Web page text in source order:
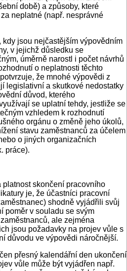
době) a způsoby, které
neplatné (např. nesprávné
jsou nejčastějším výpovědním
v jejichž důsledku se
úměrně narostl i počet návrhů
o neplatnosti těchto
že mnohé výpovědi z
legislativní a skutkové nedostatky
důvod, kterého
se uplatní tehdy, jestliže se
vzhledem k rozhodnutí
orgánu o změně jeho úkolů,
stavu zaměstnanců za účelem
o jiných organizačních
práce).
skončení pracovního
je, že účastníci pracovní
shodně vyjádřili svůj
poměr v souladu se svým
ale zejména
jsou požadavky na projev vůle s
důvodu ve výpovědi náročnější.
přesný kalendářní den ukončení
vůle může být vyjádřen např.